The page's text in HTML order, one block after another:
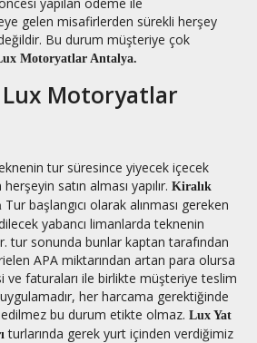
gelen misafirlerden sürekli herşey
Bu durum müşteriye çok
Motoryatlar Antalya.
Lux Motoryatlar
tur süresince yiyecek içecek
satın alması yapılır. Kiralık
Tur başlangıcı olarak alınması gereken
yabancı limanlarda teknenin
tur sonunda bunlar kaptan tarafından
APA miktarından artan para olursa
ve faturaları ile birlikte müşteriye teslim
her harcama gerektiğinde
bu durum etikte olmaz. Lux Yat
turlarında gerek yurt içinden verdiğimiz